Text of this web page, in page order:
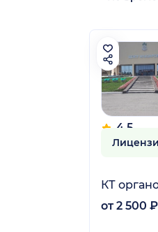
4.5
99 отзывов
КТ
от 2 500 ₽